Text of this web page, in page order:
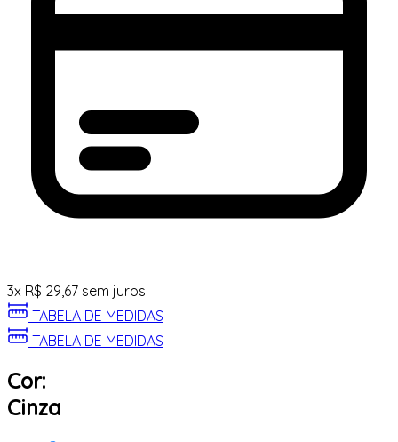
3x R$ 29,67 sem juros
TABELA DE MEDIDAS
TABELA DE MEDIDAS
Cor:
Cinza